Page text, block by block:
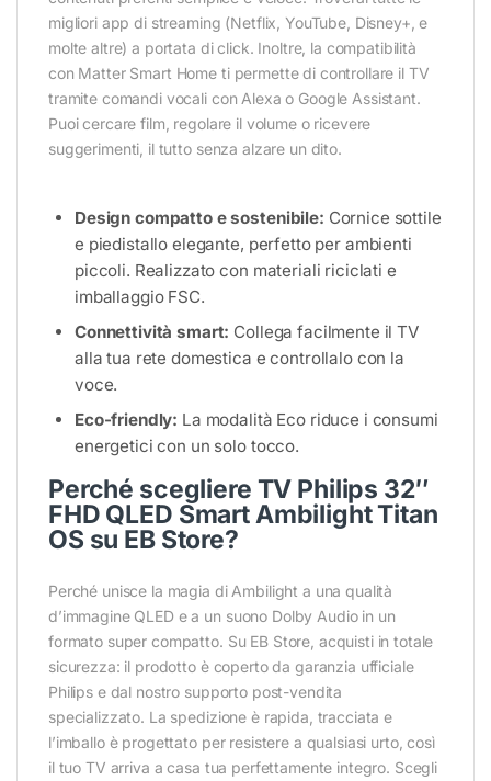
migliori app di streaming (Netflix, YouTube, Disney+, e
molte altre) a portata di click. Inoltre, la compatibilità
con Matter Smart Home ti permette di controllare il TV
tramite comandi vocali con Alexa o Google Assistant.
Puoi cercare film, regolare il volume o ricevere
suggerimenti, il tutto senza alzare un dito.
Design compatto e sostenibile: Cornice sottile
e piedistallo elegante, perfetto per ambienti
piccoli. Realizzato con materiali riciclati e
imballaggio FSC.
Connettività smart: Collega facilmente il TV
alla tua rete domestica e controllalo con la
voce.
Eco-friendly: La modalità Eco riduce i consumi
energetici con un solo tocco.
Perché scegliere TV Philips 32″
FHD QLED Smart Ambilight Titan
OS su EB Store?
Perché unisce la magia di Ambilight a una qualità
d’immagine QLED e a un suono Dolby Audio in un
formato super compatto. Su EB Store, acquisti in totale
sicurezza: il prodotto è coperto da garanzia ufficiale
Philips e dal nostro supporto post-vendita
specializzato. La spedizione è rapida, tracciata e
l’imballo è progettato per resistere a qualsiasi urto, così
il tuo TV arriva a casa tua perfettamente integro. Scegli